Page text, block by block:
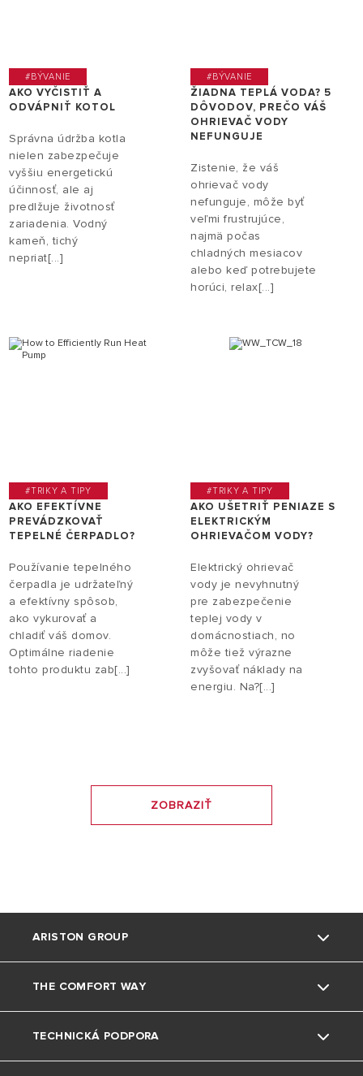
#BÝVANIE
AKO VYČISTIŤ A
ODVÁPNIŤ KOTOL
Správna údržba kotla
nielen zabezpečuje
vyššiu energetickú
účinnosť, ale aj
predlžuje životnosť
zariadenia. Vodný
kameň, tichý
nepriat[...]
#BÝVANIE
ŽIADNA TEPLÁ VODA? 5
DÔVODOV, PREČO VÁŠ
OHRIEVAČ VODY
NEFUNGUJE
Zistenie, že váš
ohrievač vody
nefunguje, môže byť
veľmi frustrujúce,
najmä počas
chladných mesiacov
alebo keď potrebujete
horúci, relax[...]
#TRIKY A TIPY
AKO EFEKTÍVNE
PREVÁDZKOVAŤ
TEPELNÉ ČERPADLO?
Používanie tepelného
čerpadla je udržateľný
a efektívny spôsob,
ako vykurovať a
chladiť váš domov.
Optimálne riadenie
tohto produktu zab[...]
#TRIKY A TIPY
AKO UŠETRIŤ PENIAZE S
ELEKTRICKÝM
OHRIEVAČOM VODY?
Elektrický ohrievač
vody je nevyhnutný
pre zabezpečenie
teplej vody v
domácnostiach, no
môže tiež výrazne
zvyšovať náklady na
energiu. Na?[...]
ZOBRAZIŤ
ARISTON GROUP
Kto sme
Skupina
THE COMFORT WAY
Triky a tipy
TECHNICKÁ PODPORA